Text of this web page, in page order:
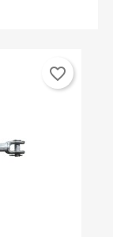
favorite_border